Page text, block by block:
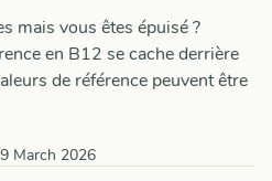
mais vous êtes épuisé ?
en B12 se cache derrière
de référence peuvent être
March 2026